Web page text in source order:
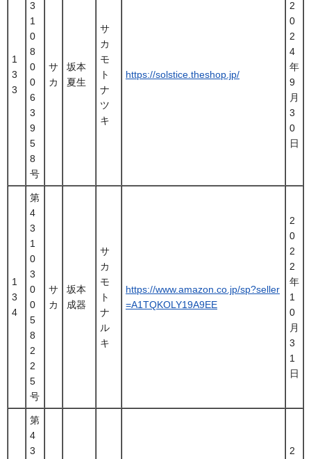
1
3
3
3
1
0
8
0
0
6
3
9
5
8
号
サ
カ
坂本
夏生
サ
カ
モ
ト
ナ
ツ
キ
https://solstice.theshop.jp/
2
0
2
4
年
9
月
3
0
日
1
3
4
第
4
3
1
0
3
0
0
5
8
2
2
5
号
サ
カ
坂本
成器
サ
カ
モ
ト
ナ
ル
キ
https://www.amazon.co.jp/sp?seller
=A1TQKOLY19A9EE
2
0
2
2
年
1
0
月
3
1
日
第
4
3
2